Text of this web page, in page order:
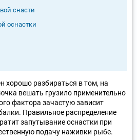
снасти
оснастки
разбираться в том, на
вешать грузило применительно
фактора зачастую зависит
Правильное распределение
запутывание оснастки при
подачу наживки рыбе.